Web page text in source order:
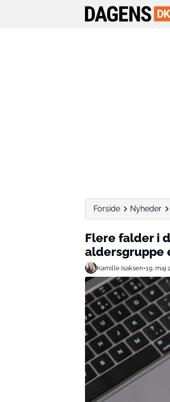
Forside Nyheder
Flere falder i
aldersgruppe
Kamille Isaksen•19. maj